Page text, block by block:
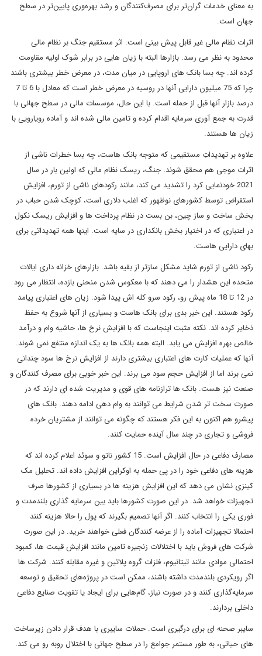
به معنای خدمات گران‌تر برای مصرف‌کنندگان و رشد بهره‌وری پایین‌تر در سطح
جهان است.
اثرات نظام مالی غیر قابل پیش بینی است. اثر مستقیم جنگ بر نظام مالی
محدود به نظر می رسد. بازارها البته با زیان هایی در برابر شوک اولیه مقاومت
کرده اند. چه بسا بانک های اروپایی در میان مدت، در معرض خطر بیشتری باشند
چرا که 75 میلیون دارایی آنها در روسیه در معرض خطر است که معادل با 6 تا 7
درصد بازار آنها قبل از حمله است. با این حال، موسسات مالی در سطح جهانی با
قدرت به جمع آوری سرمایه اقدام کرده و تامین مالی شده اند و آماده رویارویی با
زیان ها هستند.
علاوه بر تهدیداتِ مستقیمی که متوجه بانک هاست، چه بسا خطرات ناشی از
اثرات موجی هم محقق شوند. جنگ، ریسک نظام مالی که اولین بار در سال
2021 خودنمایی کرد را تشدید می کند، مانند رکودهای ناشی از تورم، افزایش
استقراض توسط کشورهای نوظهور که اغلب دلاری است، کوچک شدن حباب در
بخش ساخت و ساز چین، بن بست در نظام پرداخت ها و افزایش ریسک نکول
در اعتباری که در اختیار بخش بانکداری در سایه است. اینها همه تهدیداتی برای
بهای دارایی هاست.
رکود ناشی از تورم شاید مشکل سازتر از بقیه باشد. بازارهای خزانه داری ایالات
متحده این هشدار را می دهند که با معکوس شدن منحنی بازده، انتظار می رود
در 12 تا 18 ماه پیش رو، رکود سرو کله اش پیدا شود. زیان های اعتباری پیامد
رکود هستند. این خبر بدی برای بانک هاست و بسیاری از آنها شروع به حفظ
ذخایر کرده اند. نکته مثبت اینجاست که با افزایش نرخ ها، حاشیه وام و درآمد
خالص بهره افزایش می یابد. البته همه بانک ها به یک اندازه منتفع نمی شوند.
آنها که عملیات کارت های اعتباری بیشتری دارند از افزایش نرخ ها سود چندانی
نمی برند اما از افزایش حجم سود می برند. این خبر خوبی برای مصرف کنندگان و
صنعت نیز هست. بانک ها ترازنامه های قوی و مدیریت شده ای دارند که در
صورت سخت تر شدن شرایط می توانند به وام دهی ادامه دهند. بانک های
پیشرو هم اکنون به این فکر هستند که چگونه می توانند از مشتریان خرده
فروشی و تجاری در چند سال آینده حمایت کنند.
مصارف دفاعی در حال افزایش است. 15 کشور ناتو و سوئد اعلام کرده اند که
هزینه های دفاعی خود را در پی حمله به اوکراین افزایش داده اند. تحلیل مک
کینزی نشان می دهد که این افزایش هزینه ها در بسیاری از کشورها صرف
تجهیزات خواهد شد. در این صورت کشورها باید بین سرمایه گذاری بلندمدت و
فوری یکی را انتخاب کنند. اگر آنها تصمیم بگیرند که پول را حالا هزینه کنند
احتمالا تجهیزات آماده را از عرضه کنندگان فعلی خواهند خرید. در این صورت
شرکت های فروش باید با اختلالات زنجیره تامین مانند افزایش قیمت ها، کمبود
احتمالی موادی مانند تیتانیوم، فلزات گروه پلاتین و غیره مقابله کنند. شرکت ها
اگر رویکردی بلندمدت داشته باشند، ممکن است در پروژه‌های تحقیق و توسعه
سرمایه‌گذاری کنند و در صورت نیاز، گام‌هایی برای ایجاد یا تقویت صنایع دفاعی
داخلی بردارند.
سایبر صحنه ای برای درگیری است. حملات سایبری با هدف قرار دادن زیرساخت
های حیاتی، به طور مستمر جوامع را در سطح جهانی با اختلال روبه رو می کند.